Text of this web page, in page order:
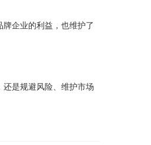
企业的利益，也维护了
是规避风险、维护市场